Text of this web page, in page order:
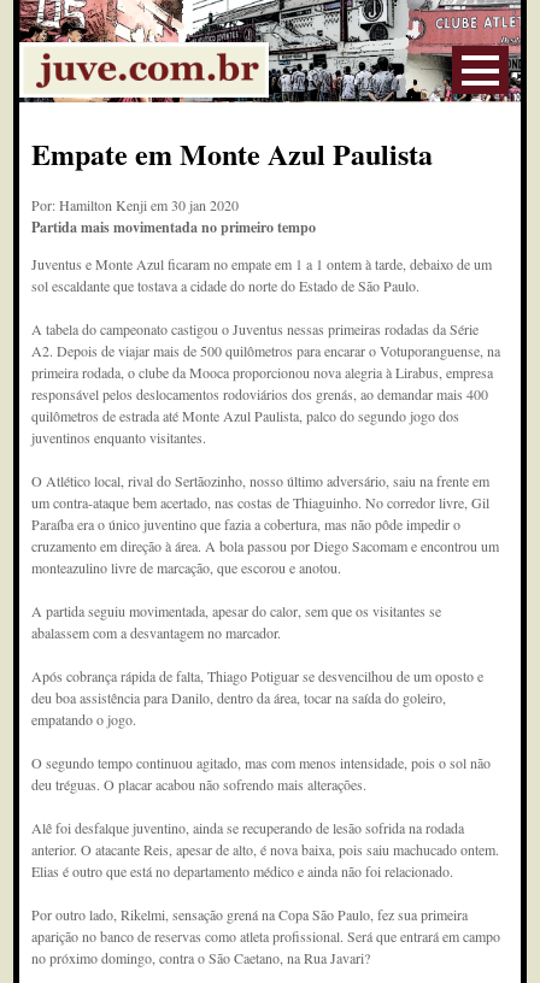
Empate em Monte Azul Paulista
Por: Hamilton Kenji em 30 jan 2020
Partida mais movimentada no primeiro tempo
Juventus e Monte Azul ficaram no empate em 1 a 1 ontem à tarde, debaixo de um
sol escaldante que tostava a cidade do norte do Estado de São Paulo.
A tabela do campeonato castigou o Juventus nessas primeiras rodadas da Série
A2. Depois de viajar mais de 500 quilômetros para encarar o Votuporanguense, na
primeira rodada, o clube da Mooca proporcionou nova alegria à Lirabus, empresa
responsável pelos deslocamentos rodoviários dos grenás, ao demandar mais 400
quilômetros de estrada até Monte Azul Paulista, palco do segundo jogo dos
juventinos enquanto visitantes.
O Atlético local, rival do Sertãozinho, nosso último adversário, saiu na frente em
um contra-ataque bem acertado, nas costas de Thiaguinho. No corredor livre, Gil
Paraíba era o único juventino que fazia a cobertura, mas não pôde impedir o
cruzamento em direção à área. A bola passou por Diego Sacomam e encontrou um
monteazulino livre de marcação, que escorou e anotou.
A partida seguiu movimentada, apesar do calor, sem que os visitantes se
abalassem com a desvantagem no marcador.
Após cobrança rápida de falta, Thiago Potiguar se desvencilhou de um oposto e
deu boa assistência para Danilo, dentro da área, tocar na saída do goleiro,
empatando o jogo.
O segundo tempo continuou agitado, mas com menos intensidade, pois o sol não
deu tréguas. O placar acabou não sofrendo mais alterações.
Alê foi desfalque juventino, ainda se recuperando de lesão sofrida na rodada
anterior. O atacante Reis, apesar de alto, é nova baixa, pois saiu machucado ontem.
Elias é outro que está no departamento médico e ainda não foi relacionado.
Por outro lado, Rikelmi, sensação grená na Copa São Paulo, fez sua primeira
aparição no banco de reservas como atleta profissional. Será que entrará em campo
no próximo domingo, contra o São Caetano, na Rua Javari?